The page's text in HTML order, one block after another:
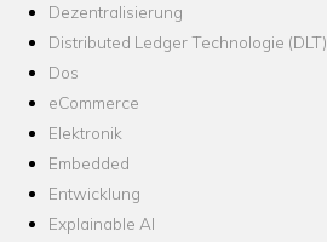
Dezentralisierung
Distributed Ledger Technologie (DLT)
Dos
eCommerce
Elektronik
Embedded
Entwicklung
Explainable AI